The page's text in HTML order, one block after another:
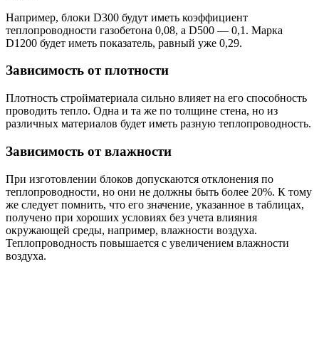
Например, блоки D300 будут иметь коэффициент
теплопроводности газобетона 0,08, а D500 — 0,1. Марка
D1200 будет иметь показатель, равный уже 0,29.
Зависимость от плотности
Плотность стройматериала сильно влияет на его способность
проводить тепло. Одна и та же по толщине стена, но из
различных материалов будет иметь разную теплопроводность.
Зависимость от влажности
При изготовлении блоков допускаются отклонения по
теплопроводности, но они не должны быть более 20%. К тому
же следует помнить, что его значение, указанное в таблицах,
получено при хороших условиях без учета влияния
окружающей среды, например, влажности воздуха.
Теплопроводность повышается с увеличением влажности
воздуха.